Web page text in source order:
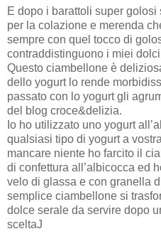
E dopo i barattoli super
per la colazione e merenda
sempre con quel tocco di
contraddistinguono i miei
Questo ciambellone è
dello yogurt lo rende
passato con lo yogurt gli
del blog croce&delizia.
Io ho utilizzato uno yogurt
qualsiasi tipo di yogurt a
mancare niente ho farcito il
di confettura all’albicocca ed
velo di glassa e con granella
semplice ciambellone si
dolce serale da servire dopo
sceltaJ